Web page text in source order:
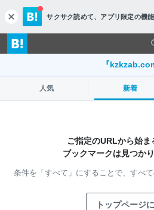
c
l
o
s
サクサク読めて、 アプリ限定の機
『
人気 新着
ご指定のURLから始ま
ブックマークは見つか
条件を「すべて」にすることで、 すべ
トップページ